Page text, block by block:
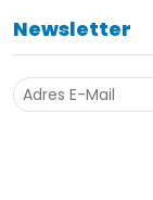
Newsletter